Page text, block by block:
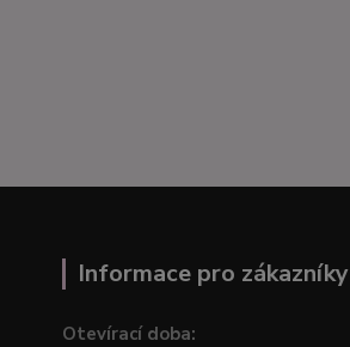
Informace pro zákazníky
Otevírací doba: